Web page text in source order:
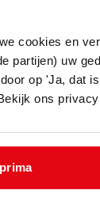
cookies en
partijen) uw
op 'Ja, dat
ons